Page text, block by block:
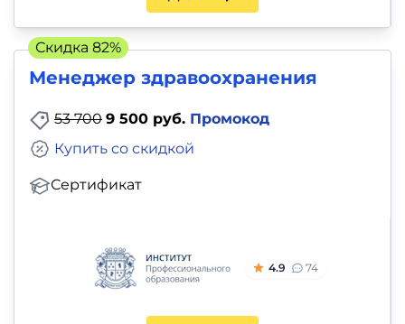
Менеджер здравоохранения
53 700 9 500 руб. Промокод
Сертификат
Купить со скидкой
4.9 74
Скидка 82%